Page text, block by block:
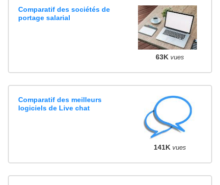
Comparatif des sociétés de
portage salarial
63K vues
Comparatif des meilleurs
logiciels de Live chat
141K vues